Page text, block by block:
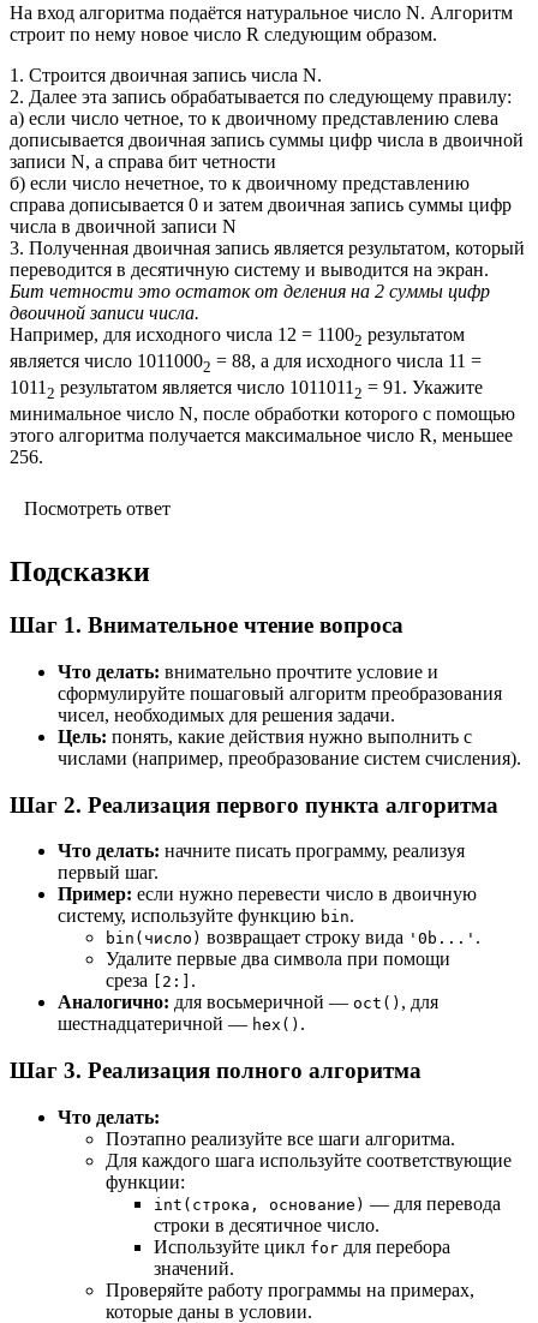
На вход алгоритма подаётся натуральное число N. Алгоритм
строит по нему новое число R следующим образом.
1. Строится двоичная запись числа N.
2. Далее эта запись обрабатывается по следующему правилу:
а) если число четное, то к двоичному представлению слева
дописывается двоичная запись суммы цифр числа в двоичной
записи N, а справа бит четности
б) если число нечетное, то к двоичному представлению
справа дописывается 0 и затем двоичная запись суммы цифр
числа в двоичной записи N
3. Полученная двоичная запись является результатом, который
переводится в десятичную систему и выводится на экран.
Бит четности это остаток от деления на 2 суммы цифр
двоичной записи числа.
Например, для исходного числа 12 = 11002 результатом
является число 10110002 = 88, а для исходного числа 11 =
1011 2 результатом является число 1011011 2 = 91. Укажите
минимальное число N, после обработки которого с помощью
этого алгоритма получается максимальное число R, меньшее
256.
Посмотреть ответ
Подсказки
Шаг 1. Внимательное чтение вопроса
Что делать: внимательно прочтите условие и
сформулируйте пошаговый алгоритм преобразования
чисел, необходимых для решения задачи.
Цель: понять, какие действия нужно выполнить с
числами (например, преобразование систем счисления).
Шаг 2. Реализация первого пункта алгоритма
Что делать: начните писать программу, реализуя
первый шаг.
Пример: если нужно перевести число в двоичную
систему, используйте функцию bin.
bin(число) возвращает строку вида '0b...' .
Удалите первые два символа при помощи
среза
[2:] .
Аналогично: для восьмеричной — oct() , для
шестнадцатеричной — hex() .
Шаг 3. Реализация полного алгоритма
Что делать:
Поэтапно реализуйте все шаги алгоритма.
Для каждого шага используйте соответствующие
функции:
int(строка, основание) — для перевода
строки в десятичное число.
Используйте цикл for для перебора
значений.
Проверяйте работу программы на примерах,
которые даны в условии.